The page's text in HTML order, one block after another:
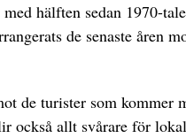
hälften sedan 1970-
de senaste åren
de turister som kommer
också allt svårare för